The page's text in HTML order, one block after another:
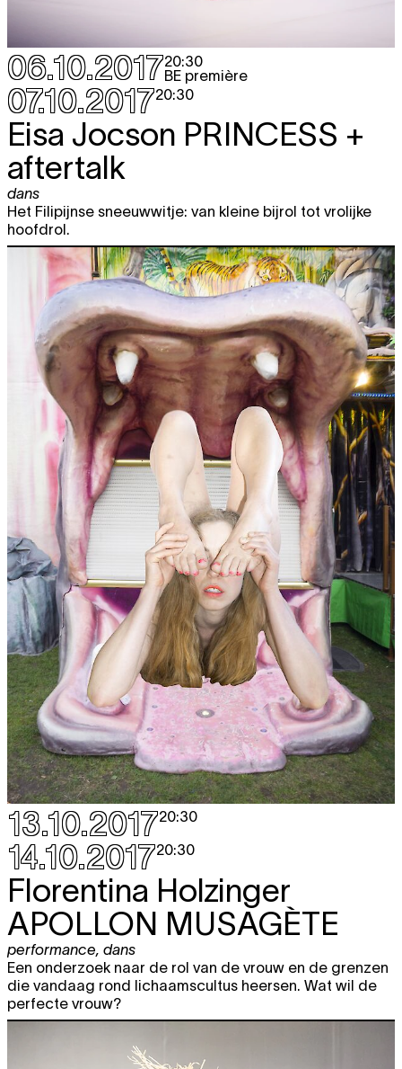
06.10.201720:30
BE première
07.10.201720:30
Eisa Jocson PRINCESS +
aftertalk
dans
Het Filipijnse sneeuwwitje: van kleine bijrol tot vrolijke
hoofdrol.
13.10.201720:30
14.10.201720:30
Florentina Holzinger
APOLLON MUSAGÈTE
performance dans
Een onderzoek naar de rol van de vrouw en de grenzen
die vandaag rond lichaamscultus heersen. Wat wil de
perfecte vrouw?